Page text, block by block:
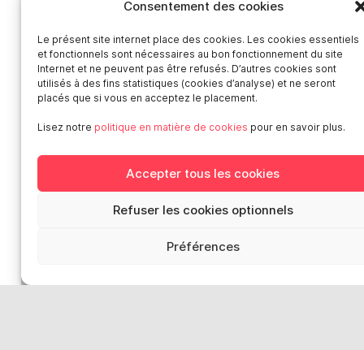
Consentement des cookies
Le présent site internet place des cookies. Les cookies essentiels
et fonctionnels sont nécessaires au bon fonctionnement du site
Internet et ne peuvent pas être refusés. D’autres cookies sont
utilisés à des fins statistiques (cookies d’analyse) et ne seront
placés que si vous en acceptez le placement.
Lisez notre politique en matière de cookies pour en savoir plus.
Accepter tous les cookies
Refuser les cookies optionnels
Préférences
Médiation-Réclamation
Politique de protection des données personnelles
Mentions légales
Réseaux sociaux